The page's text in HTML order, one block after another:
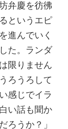
弁慶を彷彿
というエピ
進んでいく
た。ランダ
限りません
ろうろして
感じでイラ
い話も聞か
ろうか？」